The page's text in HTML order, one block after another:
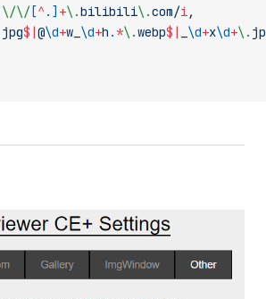
\/\/ [^ .] +\.bilibili\.com/i,
jpg$|@\d+w_ \d+h . *\.webp$| \d+x\d+\.